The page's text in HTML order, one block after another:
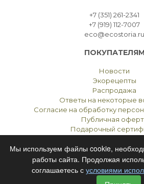
+7 (351) 261-2341
+7 (919) 112-7007
eco@ecostoria.ru
ПОКУПАТЕЛЯМ
Новости
Экорецепты
Распродажа
Ответы на некоторые
Согласие на обработку
Публичная
Подарочный
ЭКОСТОРИЯ
Мы используем файлы cookie,
работы сайта. Продолжая
соглашаетесь с условиями